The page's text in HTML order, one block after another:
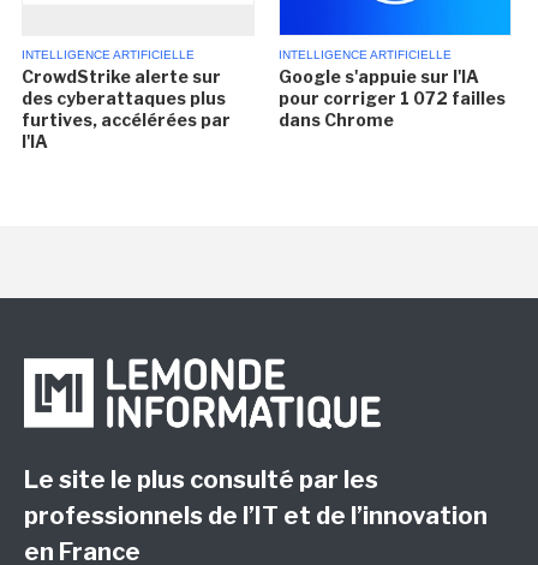
INTELLIGENCE ARTIFICIELLE
CrowdStrike alerte sur
des cyberattaques plus
furtives, accélérées par
l'IA
INTELLIGENCE ARTIFICIELLE
Google s'appuie sur l'IA
pour corriger 1 072 failles
dans Chrome
Le site le plus consulté par les
professionnels de l’IT et de l’innovation
en France